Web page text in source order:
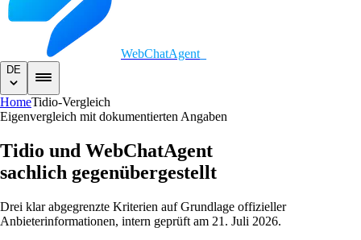
WebChatAgent
DE
HomeTidio-Vergleich
Eigenvergleich mit dokumentierten Angaben
Tidio und WebChatAgent
sachlich gegenübergestellt
Drei klar abgegrenzte Kriterien auf Grundlage offizieller
Anbieterinformationen, intern geprüft am 21. Juli 2026.